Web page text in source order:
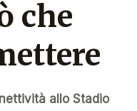
che
allo Stadio